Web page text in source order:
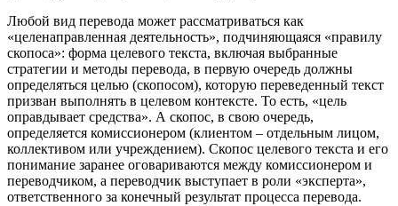
Любой вид перевода может рассматриваться как
«целенаправленная деятельность», подчиняющаяся «правилу
скопоса»: форма целевого текста, включая выбранные
стратегии и методы перевода, в первую очередь должны
определяться целью (скопосом), которую переведенный текст
призван выполнять в целевом контексте. То есть, «цель
оправдывает средства». А скопос, в свою очередь,
определяется комиссионером (клиентом – отдельным лицом,
коллективом или учреждением). Скопос целевого текста и его
понимание заранее оговариваются между комиссионером и
переводчиком, а переводчик выступает в роли «эксперта»,
ответственного за конечный результат процесса перевода.